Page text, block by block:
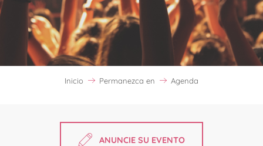
Inicio Permanezca en Agenda
ANUNCIE SU EVENTO